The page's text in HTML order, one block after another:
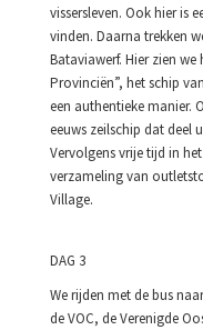
vissersleven. Ook hier is
vinden. Daarna trekken
Bataviawerf. Hier zien
Provinciën”, het schip
een authentieke manier.
eeuws zeilschip dat deel
Vervolgens vrije tijd in
verzameling van
Village.
DAG 3
We rijden met de bus
de VOC, de Verenigde